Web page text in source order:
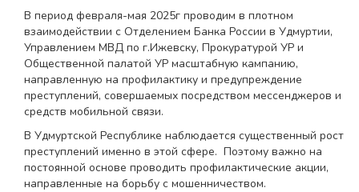
В период февраля-мая 2025г проводим в плотном
взаимодействии с Отделением Банка России в Удмуртии,
Управлением МВД по г.Ижевску, Прокуратурой УР и
Общественной палатой УР масштабную кампанию,
направленную на профилактику и предупреждение
преступлений, совершаемых посредством мессенджеров и
средств мобильной связи.
В Удмуртской Республике наблюдается существенный рост
преступлений именно в этой сфере. Поэтому важно на
постоянной основе проводить профилактические акции,
направленные на борьбу с мошенничеством.